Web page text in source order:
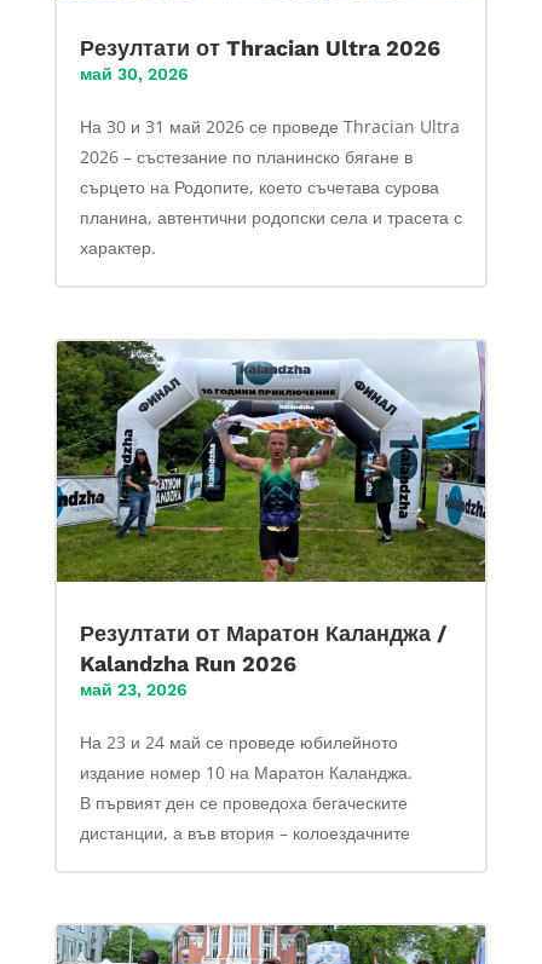
Резултати от Thracian Ultra 2026
май 30, 2026
На 30 и 31 май 2026 се проведе Thracian Ultra
2026 – състезание по планинско бягане в
сърцето на Родопите, което съчетава сурова
планина, автентични родопски села и трасета с
характер.
Резултати от Маратон Каланджа /
Kalandzha Run 2026
май 23, 2026
На 23 и 24 май се проведе юбилейното
издание номер 10 на Маратон Каланджа.
В първият ден се проведоха бегаческите
дистанции, а във втория – колоездачните